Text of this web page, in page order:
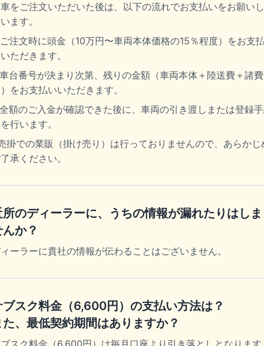
をご注文いただいた後は、以下の流れでお支払いをお願いし
ます。
注文時に頭金（10万円〜車両本体価格の15％程度）をお支
ただきます。
台番号が決まり次第、残りの金額（車両本体＋陸送費＋諸
をお支払いいただきます。
額のご入金が確認できた後に、車両の引き渡しまたは登録
行います。
掛での業販（掛け売り）は行っておりませんので、あらかじ
承ください。
所のディーラーに、うちの情報が漏れたりはしま
か？
ーラーに貴社の情報が伝わることはございません。
ブスク料金（6,600円）の支払い方法は？
た、最低契約期間はありますか？